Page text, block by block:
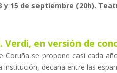
y 15 de septiembre (20h).
Verdi, en versión de
Coruña se propone casi cada
institución, decana entre las